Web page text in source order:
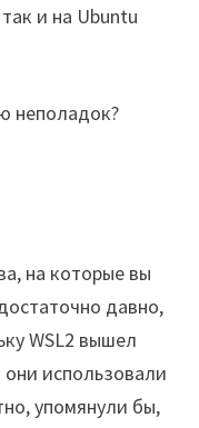
и на Ubuntu
неполадок?
на которые вы
давно,
WSL2 вышел
использовали
упомянули бы,